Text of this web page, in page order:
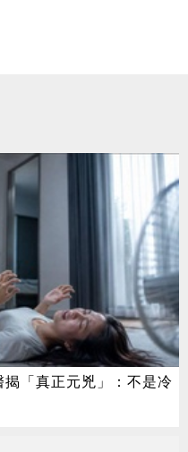
「真正元兇」：不是冷